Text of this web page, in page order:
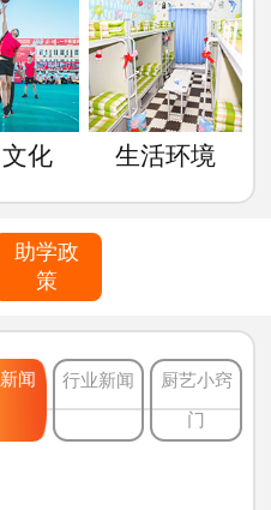
化 生活环境
助学政
策
闻 行业新闻
厨艺小窍
门